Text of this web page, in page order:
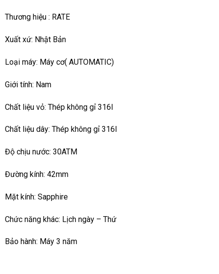
Thương hiệu : RATE
Xuất xứ: Nhật Bản
Loại máy: Máy cơ( AUTOMATIC)
Giới tính: Nam
Chất liệu vỏ: Thép không gỉ 316l
Chất liệu dây: Thép không gỉ 316l
Độ chịu nước: 30ATM
Đường kính: 42mm
Mặt kính: Sapphire
Chức năng khác: Lịch ngày – Thứ
Bảo hành: Máy 3 năm